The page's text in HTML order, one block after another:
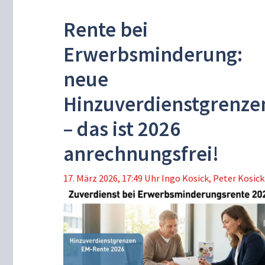
Rente bei
Erwerbsminderung:
neue
– das ist 2026
anrechnungsfrei!
17. März 2026, 17:49 Uhr Ingo Kosick, Peter Kosick